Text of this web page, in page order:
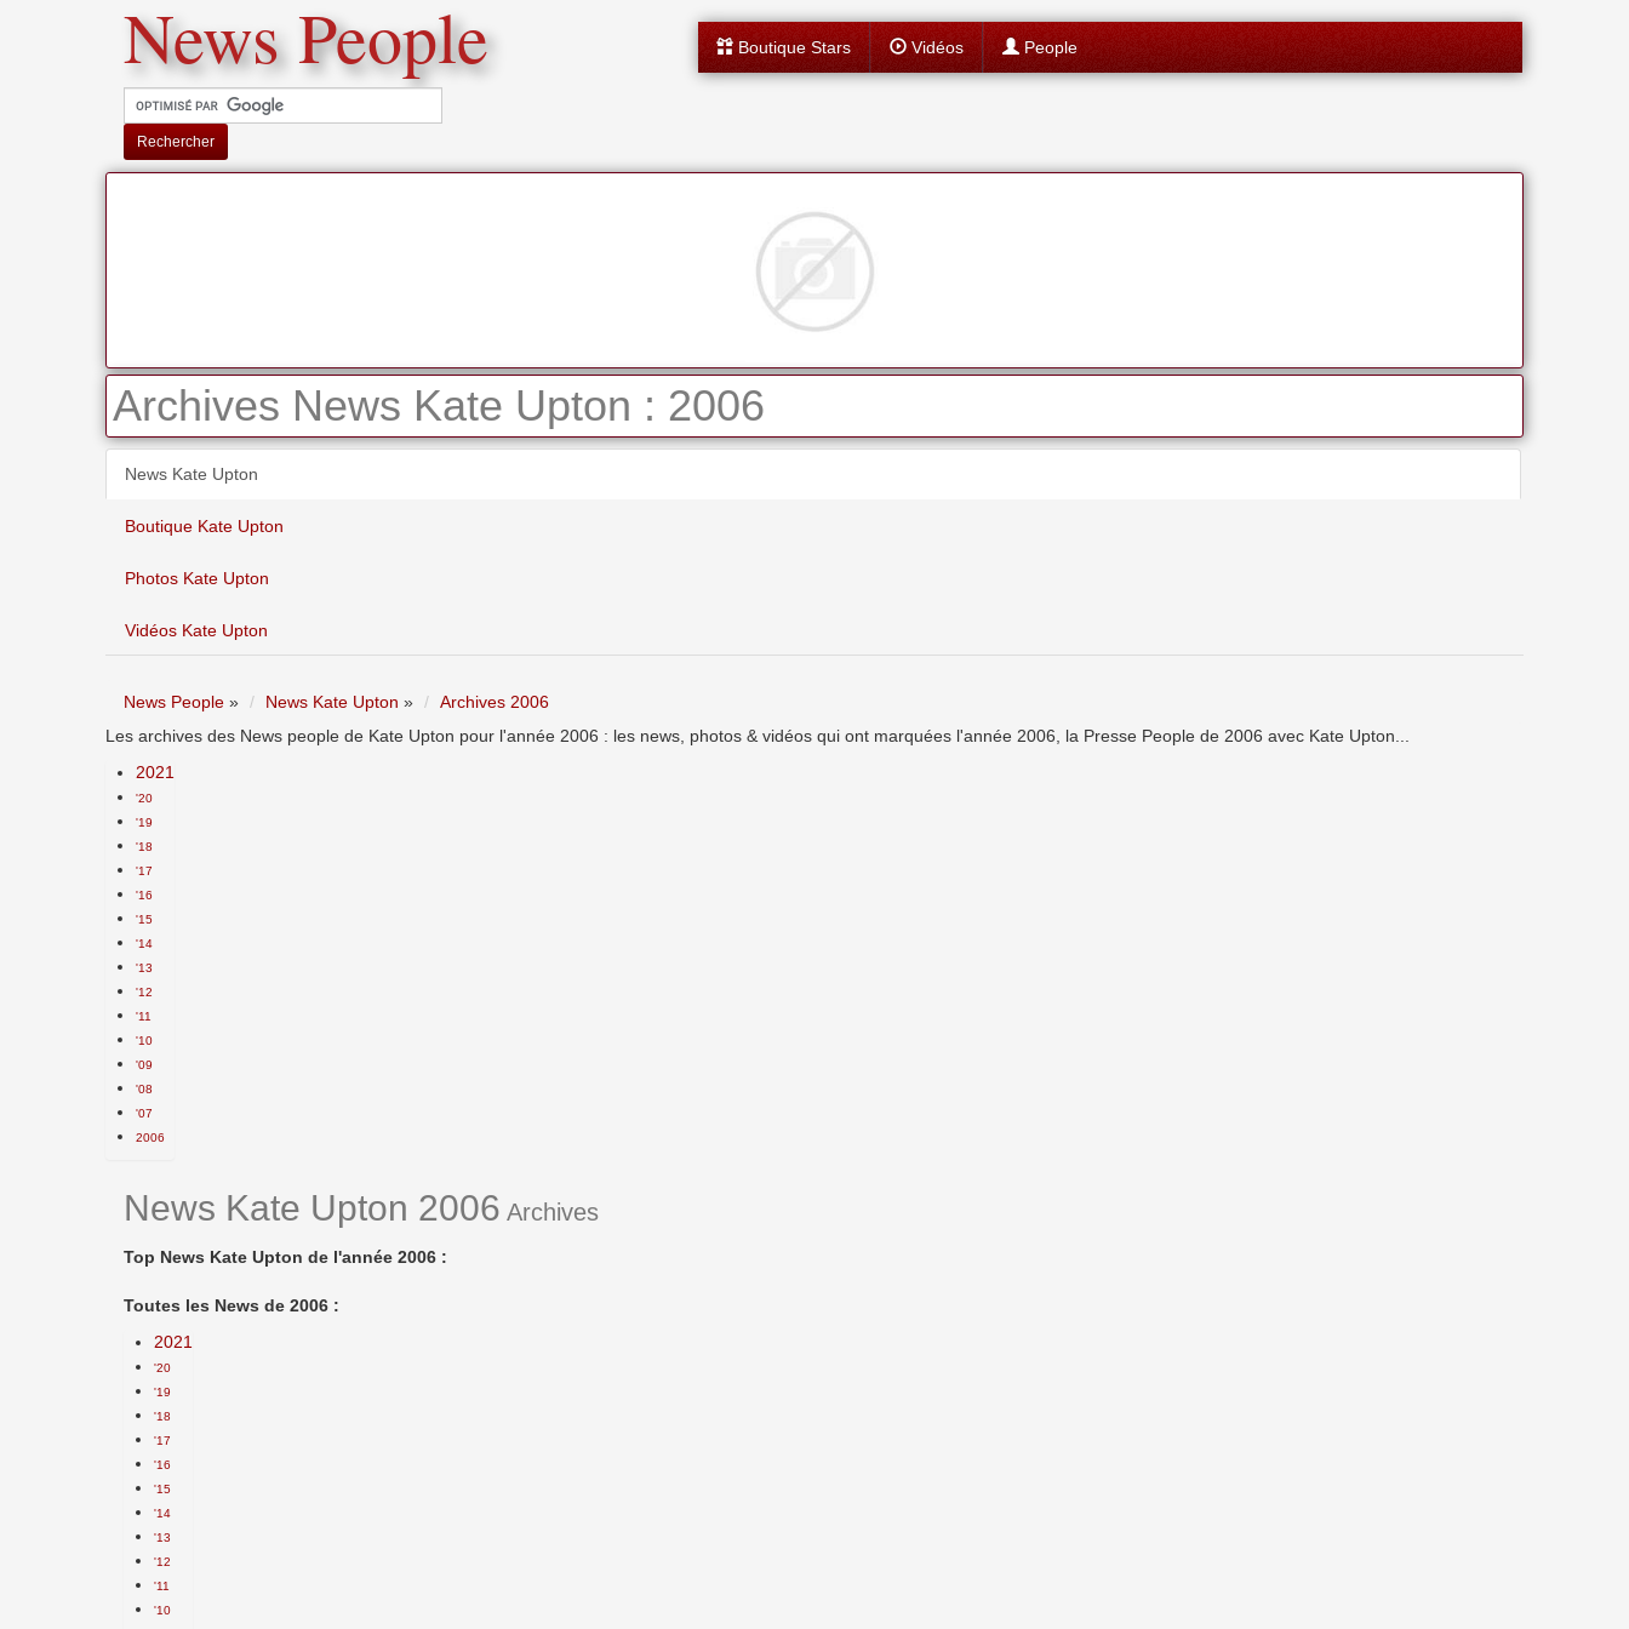
News People
Rechercher
Boutique Stars Vidéos People
Archives News Kate Upton : 2006
News Kate Upton
Boutique Kate Upton
Photos Kate Upton
Vidéos Kate Upton
News People » News Kate Upton »
Archives 2006
Les archives des News people de Kate Upton pour l'année 2006 : les news, photos & vidéos qui ont marquées l'année 2006, la Presse People de 2006 avec Kate Upton...
2021
'20
'19
'18
'17
'16
'15
'14
'13
'12
'11
'10
'09
'08
'07
2006
News Kate Upton 2006 Archives
Top News Kate Upton de l'année 2006 :
Toutes les News de 2006 :
2021
'20
'19
'18
'17
'16
'15
'14
'13
'12
'11
'10